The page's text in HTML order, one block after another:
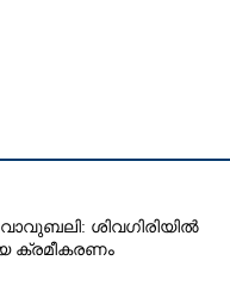
ശിവഗിരിയിൽ
ക്രമീകരണം